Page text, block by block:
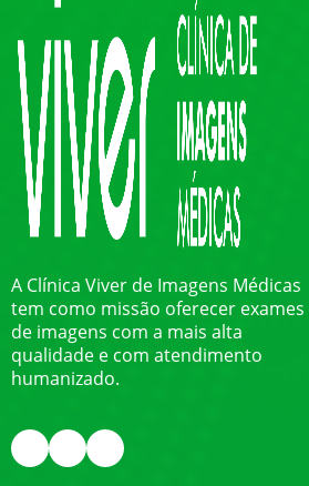
A Clínica Viver de Imagens Médicas
tem como missão oferecer exames
de imagens com a mais alta
qualidade e com atendimento
humanizado.